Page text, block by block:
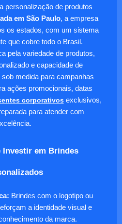
personalização de produtos
em São Paulo, a empresa
os estados, com um sistema
que cobre todo o Brasil.
pela variedade de produtos,
e capacidade de
sob medida para campanhas
ações promocionais, datas
corporativosexclusivos,
para atender com
Investir em Brindes
Brindes com o logotipo ou
a identidade visual e
da marca.